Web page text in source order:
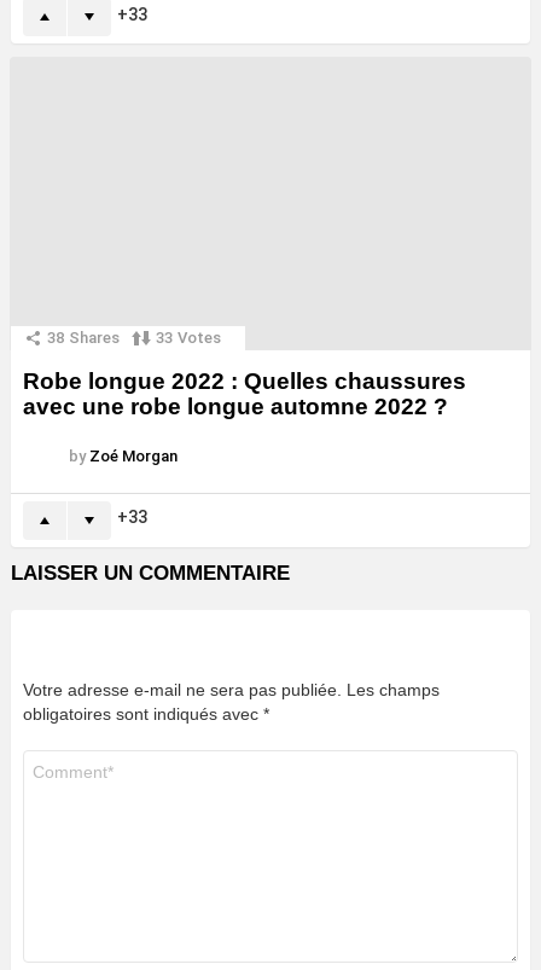
33
38 Shares 33 Votes
Robe longue 2022 : Quelles chaussures
avec une robe longue automne 2022 ?
by Zoé Morgan
33
LAISSER UN COMMENTAIRE
Votre adresse e-mail ne sera pas publiée. Les champs
obligatoires sont indiqués avec *